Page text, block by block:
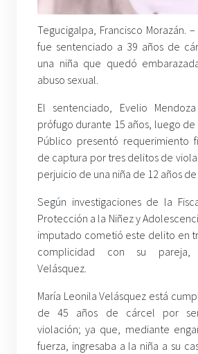
Tegucigalpa, Francisco Morazán.
fue sentenciado a 39 años de
una niña que quedó
abuso sexual.
El sentenciado, Evelio
prófugo durante 15 años, luego de
Público presentó requerimiento
de captura por tres delitos de
perjuicio de una niña de 12 años de
Según investigaciones de la
Protección a la Niñez y
imputado cometió este delito en
complicidad con su pareja,
Velásquez.
María Leonila Velásquez está
de 45 años de cárcel por
violación; ya que, mediante
fuerza, ingresaba a la niña a su